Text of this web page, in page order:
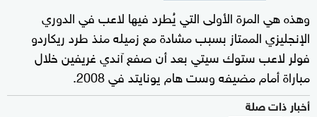
وهذه هي المرة الأولى التي يُطرد فيها لاعب في الدوري
الإنجليزي الممتاز بسبب مشادة مع زميله منذ طرد ريكاردو
فولر لاعب ستوك سيتي بعد أن صفع آندي غريفين خلال
مباراة أمام مضيفه وست هام يونايتد في 2008.
أخبار ذات صلة